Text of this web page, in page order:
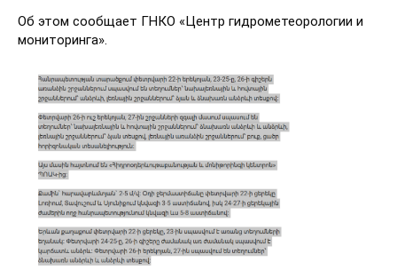
Об этом сообщает ГНКО «Центр гидрометеорологии и
мониторинга».